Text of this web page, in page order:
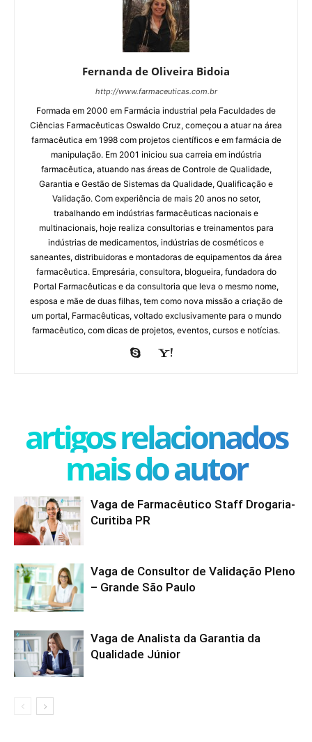
Fernanda de Oliveira Bidoia
http://www.farmaceuticas.com.br
Formada em 2000 em Farmácia industrial pela Faculdades de
Ciências Farmacêuticas Oswaldo Cruz, começou a atuar na área
farmacêutica em 1998 com projetos científicos e em farmácia de
manipulação. Em 2001 iniciou sua carreia em indústria
farmacêutica, atuando nas áreas de Controle de Qualidade,
Garantia e Gestão de Sistemas da Qualidade, Qualificação e
Validação. Com experiência de mais 20 anos no setor,
trabalhando em indústrias farmacêuticas nacionais e
multinacionais, hoje realiza consultorias e treinamentos para
indústrias de medicamentos, indústrias de cosméticos e
saneantes, distribuidoras e montadoras de equipamentos da área
farmacêutica. Empresária, consultora, blogueira, fundadora do
Portal Farmacêuticas e da consultoria que leva o mesmo nome,
esposa e mãe de duas filhas, tem como nova missão a criação de
um portal, Farmacêuticas, voltado exclusivamente para o mundo
farmacêutico, com dicas de projetos, eventos, cursos e notícias.
artigos relacionados
mais do autor
Vaga de Farmacêutico Staff Drogaria-
Curitiba PR
Vaga de Consultor de Validação Pleno
– Grande São Paulo
Vaga de Analista da Garantia da
Qualidade Júnior